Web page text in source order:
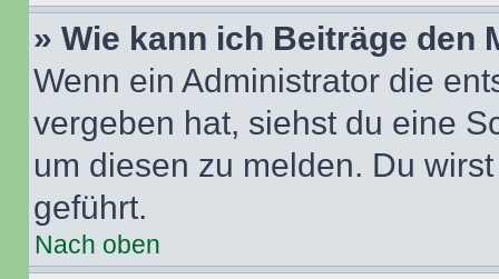
» Wie kann ich Beiträge den
Wenn ein Administrator die
vergeben hat, siehst du eine
um diesen zu melden. Du
geführt.
Nach oben